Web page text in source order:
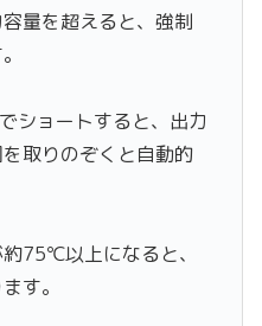
量を超えると、強制
ショートすると、出力
取りのぞくと自動的
75℃以上になると、
す。